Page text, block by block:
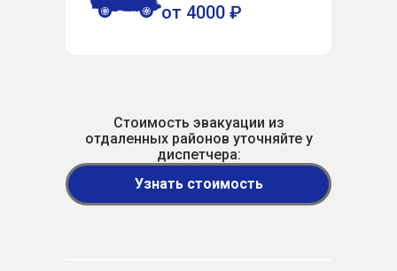
от 4000 ₽
Стоимость эвакуации из
отдаленных районов уточняйте у
диспетчера:
Узнать стоимость